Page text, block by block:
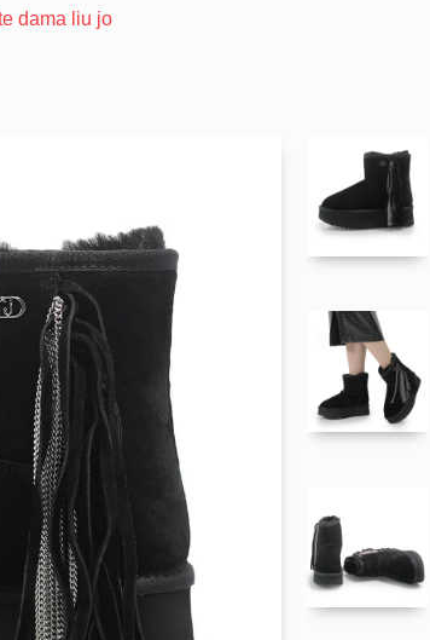
dama liu jo